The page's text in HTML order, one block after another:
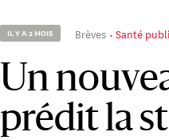
IL Y A 2 MOIS Brèves Santé
Un
prédit la